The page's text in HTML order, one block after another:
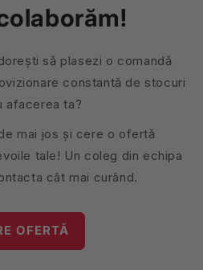
să plasezi o comandă
constantă de stocuri
afacerea ta?
mai jos și cere o ofertă
tale! Un coleg din echipa
cât mai curând.
OFERTĂ